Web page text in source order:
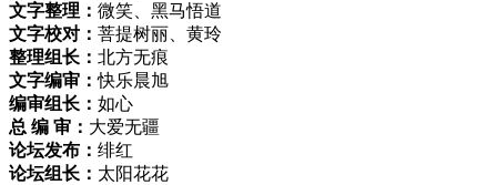
文字整理： 微笑、黑马悟道
文字校对： 菩提树丽、黄玲
整理组长： 北方无痕
文字编审：快乐晨旭
编审组长： 如心
总 编 审： 大爱无疆
论坛发布： 绯红
论坛组长： 太阳花花